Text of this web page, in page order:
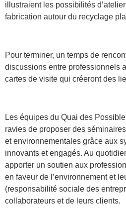
illustraient les possibilités
fabrication autour du recyclage
Pour terminer, un temps de
discussions entre professionnels
cartes de visite qui créeront des
Les équipes du Quai des
ravies de proposer des
et environnementales grâce aux
innovants et engagés. Au
apporter un soutien aux
en faveur de l’environnement et
(responsabilité sociale des
collaborateurs et de leurs clients.